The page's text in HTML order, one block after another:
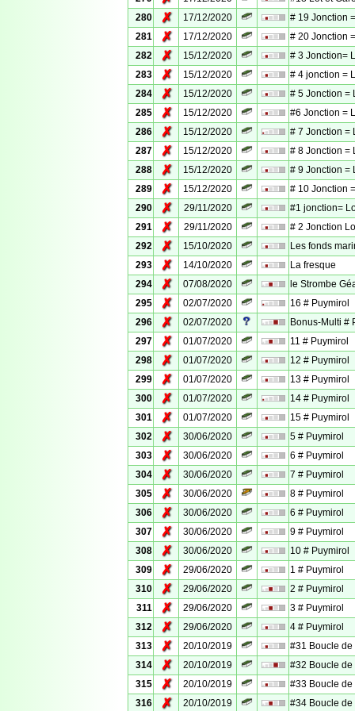
280
✗ 17/12/2020
# 19 Jonction
281
✗ 17/12/2020
# 20 Jonction
282
✗ 15/12/2020
# 3 Jonction=
283
✗ 15/12/2020
# 4 jonction =
284
✗ 15/12/2020
# 5 Jonction =
285
✗ 15/12/2020
#6 Jonction =
286
✗ 15/12/2020
# 7 Jonction =
287
✗ 15/12/2020
# 8 Jonction =
288
✗ 15/12/2020
# 9 Jonction =
289
✗ 15/12/2020
# 10 Jonction
290
✗ 29/11/2020
#1 jonction=
291
✗ 29/11/2020
# 2 Jonction
292
✗ 15/10/2020
Les fonds
293
✗ 14/10/2020
La fresque
294
✗ 07/08/2020
le Strombe
295
✗ 02/07/2020
16 # Puymirol
296
✗ 02/07/2020
Bonus-Multi #
297
✗ 01/07/2020
11 # Puymirol
298
✗ 01/07/2020
12 # Puymirol
299
✗ 01/07/2020
13 # Puymirol
300
✗ 01/07/2020
14 # Puymirol
301
✗ 01/07/2020
15 # Puymirol
302
✗ 30/06/2020
5 # Puymirol
303
✗ 30/06/2020
6 # Puymirol
304
✗ 30/06/2020
7 # Puymirol
305
✗ 30/06/2020
8 # Puymirol
306
✗ 30/06/2020
6 # Puymirol
307
✗ 30/06/2020
9 # Puymirol
308
✗ 30/06/2020
10 # Puymirol
309
✗ 29/06/2020
1 # Puymirol
310
✗ 29/06/2020
2 # Puymirol
311
✗ 29/06/2020
3 # Puymirol
312
✗ 29/06/2020
4 # Puymirol
313
✗ 20/10/2019
#31 Boucle de
314
✗ 20/10/2019
#32 Boucle de
315
✗ 20/10/2019
#33 Boucle de
316
✗ 20/10/2019
#34 Boucle de